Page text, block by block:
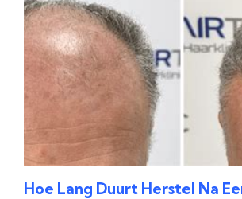
Hoe Lang Duurt Herstel Na